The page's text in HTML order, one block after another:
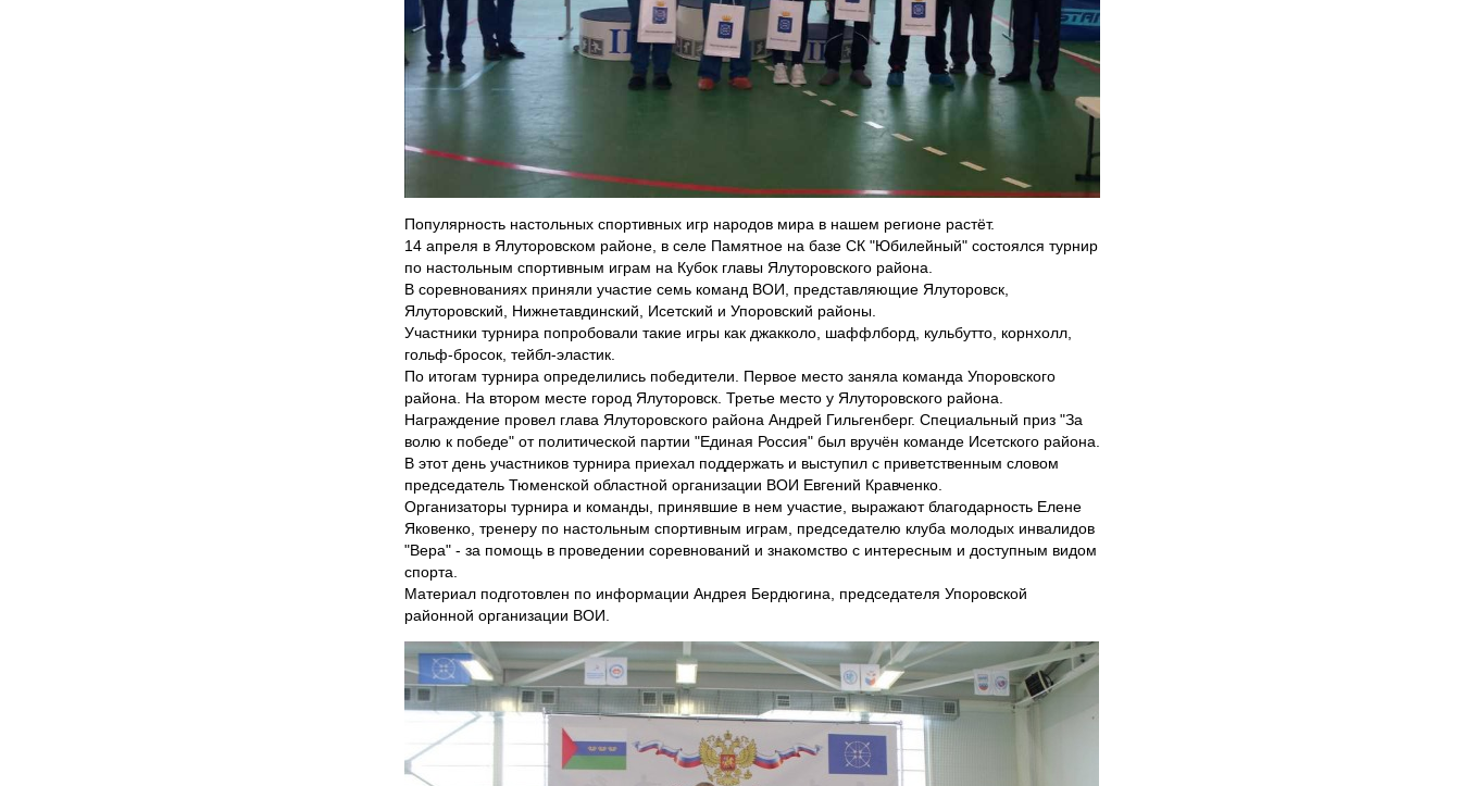
Популярность настольных спортивных игр народов мира в нашем регионе растёт.
14 апреля в Ялуторовском районе, в селе Памятное на базе СК "Юбилейный" состоялся турнир
по настольным спортивным играм на Кубок главы Ялуторовского района.
В соревнованиях приняли участие семь команд ВОИ, представляющие Ялуторовск,
Ялуторовский, Нижнетавдинский, Исетский и Упоровский районы.
Участники турнира попробовали такие игры как джакколо, шаффлборд, кульбутто, корнхолл,
гольф-бросок, тейбл-эластик.
По итогам турнира определились победители. Первое место заняла команда Упоровского
района. На втором месте город Ялуторовск. Третье место у Ялуторовского района.
Награждение провел глава Ялуторовского района Андрей Гильгенберг. Специальный приз "За
волю к победе" от политической партии "Единая Россия" был вручён команде Исетского района.
В этот день участников турнира приехал поддержать и выступил с приветственным словом
председатель Тюменской областной организации ВОИ Евгений Кравченко.
Организаторы турнира и команды, принявшие в нем участие, выражают благодарность Елене
Яковенко, тренеру по настольным спортивным играм, председателю клуба молодых инвалидов
"Вера" - за помощь в проведении соревнований и знакомство с интересным и доступным видом
спорта.
Материал подготовлен по информации Андрея Бердюгина, председателя Упоровской
районной организации ВОИ.